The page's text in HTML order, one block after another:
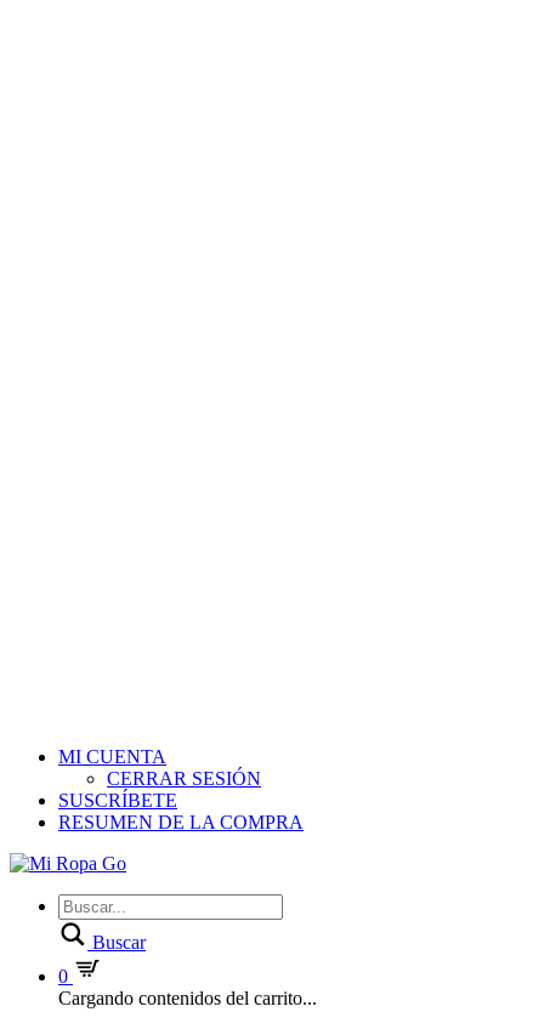
MI CUENTA
CERRAR SESIÓN
SUSCRÍBETE
RESUMEN DE LA COMPRA
Buscar
0
Cargando contenidos del carrito...